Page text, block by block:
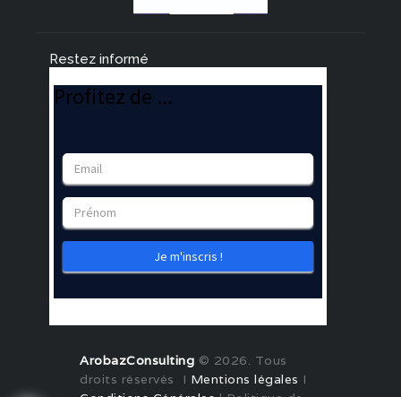
Restez informé
ArobazConsulting © 2026. Tous
droits réservés I Mentions légales I